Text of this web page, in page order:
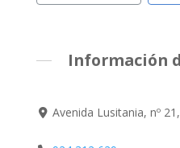
Información
Avenida Lusitania, nº